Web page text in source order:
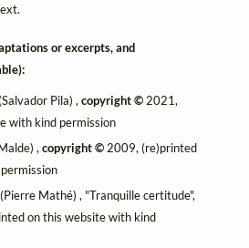
or excerpts, and
Pila) ,copyright © 2021,
with kind permission
,copyright © 2009, (re)printed
(Pierre Mathé) , "Tranquille certitude",
on this website with kind